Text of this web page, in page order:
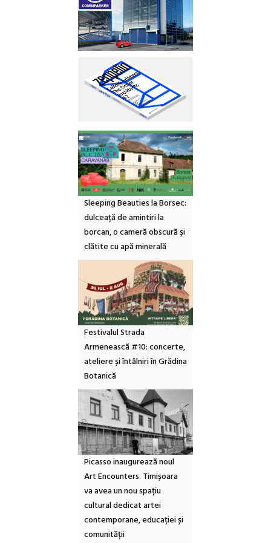
Sleeping Beauties la Borsec:
dulceață de amintiri la
borcan, o cameră obscură și
clătite cu apă minerală
Festivalul Strada
Armenească #10: concerte,
ateliere și întâlniri în Grădina
Botanică
Picasso inaugurează noul
Art Encounters. Timișoara
va avea un nou spațiu
cultural dedicat artei
contemporane, educației și
comunității